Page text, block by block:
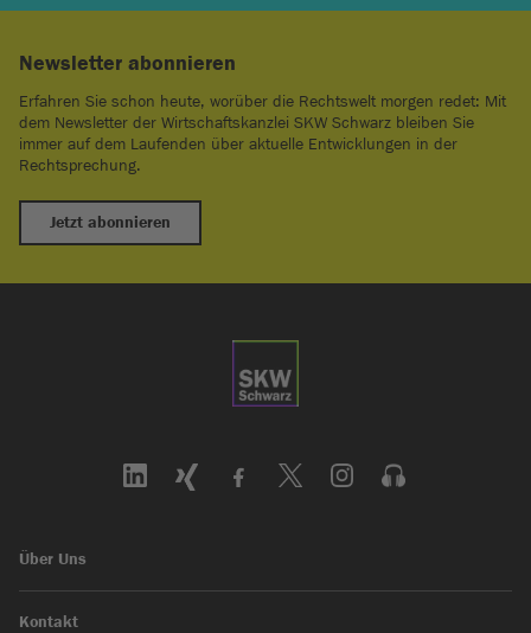
Newsletter abonnieren
Erfahren Sie schon heute, worüber die Rechtswelt morgen redet: Mit
dem Newsletter der Wirtschaftskanzlei SKW Schwarz bleiben Sie
immer auf dem Laufenden über aktuelle Entwicklungen in der
Rechtsprechung.
Jetzt abonnieren
Über Uns
Kontakt